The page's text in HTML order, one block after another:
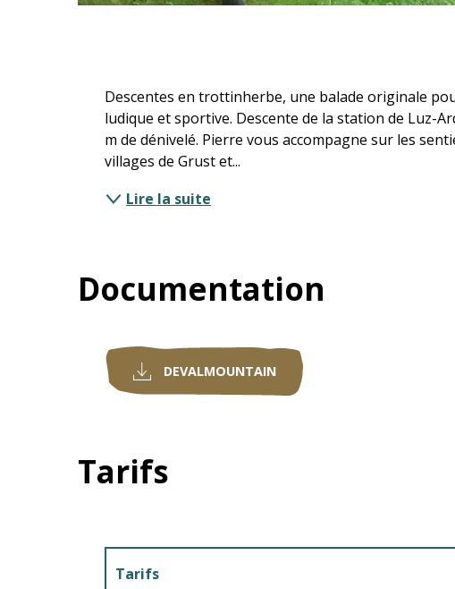
Description
Descentes en trottinherbe, une balade originale
ludique et sportive. Descente de la station de Luz-
m de dénivelé. Pierre vous accompagne sur les
villages de Grust et...
Lire la suite
Documentation
DEVALMOUNTAIN
Tarifs
Tarifs